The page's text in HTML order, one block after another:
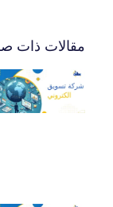
مقالات ذات